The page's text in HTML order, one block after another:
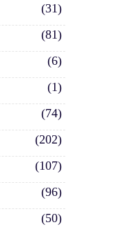
(31)
(81)
(6)
(1)
(74)
(202)
(107)
(96)
(50)